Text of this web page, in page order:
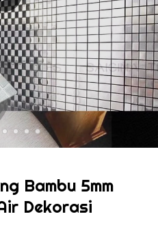
Bambu 5mm
Dekorasi